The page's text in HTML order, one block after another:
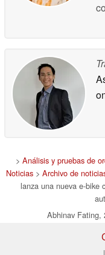
> Análisis y pruebas de
Noticias> Archivo de
lanza una nueva e-bike
Abhinav Fating,